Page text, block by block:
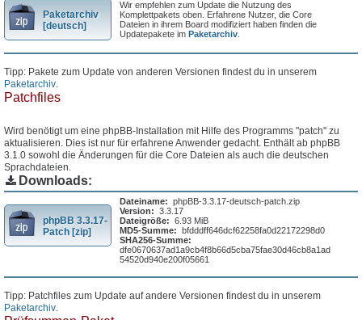
Paketarchiv
[deutsch]
Wir empfehlen zum Update die Nutzung des
Komplettpakets oben. Erfahrene Nutzer, die Core
Dateien in ihrem Board modifiziert haben finden die
Updatepakete imPaketarchiv
Tipp: Pakete zum Update von anderen Versionen findest du in unserem
Paketarchiv
Patchfiles
Wird benötigt um eine phpBB-Installation mit Hilfe des Programms "patch" zu
aktualisieren. Dies ist nur für erfahrene Anwender gedacht. Enthält ab phpBB
3.1.0 sowohl die Änderungen für die Core Dateien als auch die deutschen
Sprachdateien.
Downloads:
phpBB 3.3.17-
Patch [zip]
Dateiname: phpBB-3.3.17-deutsch-patch.zip
Version: 3.3.17
Dateigröße: 6.93 MiB
MD5-Summe: bfdddff646dcf62258fa0d22172298d0
SHA256-Summe:
dfe0670637ad1a9cb4f8b66d5cba75fae30d46cb8a1ad
54520d940e200f05661
Tipp: Patchfiles zum Update auf andere Versionen findest du in unserem
Paketarchiv